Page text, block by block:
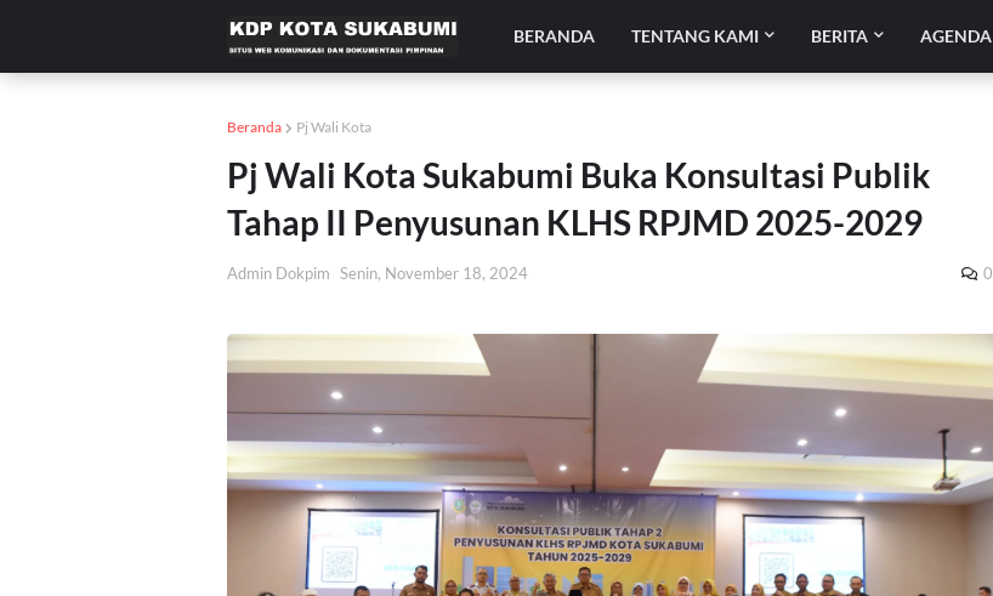
BERANDA TENTANG KAMI BERITA AGENDA
Beranda Pj Wali Kota
Pj Wali Kota Sukabumi Buka Konsultasi Publik
Tahap II Penyusunan KLHS RPJMD 2025-2029
Admin Dokpim Senin, November 18, 2024 0